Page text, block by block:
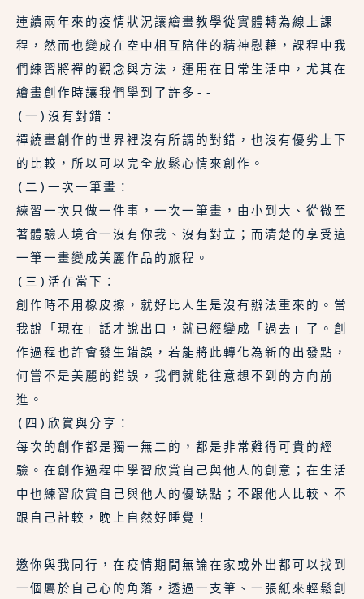
連續兩年來的疫情狀況讓繪畫教學從實體轉為線上課
程，然而也變成在空中相互陪伴的精神慰藉，課程中我
們練習將禪的觀念與方法，運用在日常生活中，尤其在
繪畫創作時讓我們學到了許多--
(一)沒有對錯：
禪繞畫創作的世界裡沒有所謂的對錯，也沒有優劣上下
的比較，所以可以完全放鬆心情來創作。
(二)一次一筆畫：
練習一次只做一件事，一次一筆畫，由小到大、從微至
著體驗人境合一沒有你我、沒有對立；而清楚的享受這
一筆一畫變成美麗作品的旅程。
(三)活在當下：
創作時不用橡皮擦，就好比人生是沒有辦法重來的。當
我說「現在」話才說出口，就已經變成「過去」了。創
作過程也許會發生錯誤，若能將此轉化為新的出發點，
何嘗不是美麗的錯誤，我們就能往意想不到的方向前
進。
(四)欣賞與分享：
每次的創作都是獨一無二的，都是非常難得可貴的經
驗。在創作過程中學習欣賞自己與他人的創意；在生活
中也練習欣賞自己與他人的優缺點；不跟他人比較、不
跟自己計較，晚上自然好睡覺！
邀你與我同行，在疫情期間無論在家或外出都可以找到
一個屬於自己心的角落，透過一支筆、一張紙來輕鬆創